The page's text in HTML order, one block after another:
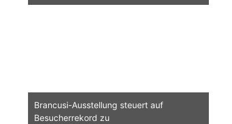
Brancusi-Ausstellung steuert auf
Besucherrekord zu